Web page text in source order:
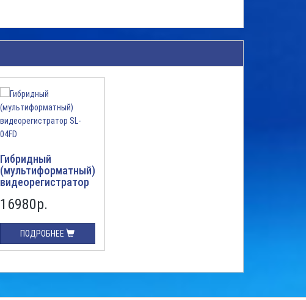
Гибридный
(мультиформатный)
видеорегистратор
16980р.
ПОДРОБНЕЕ